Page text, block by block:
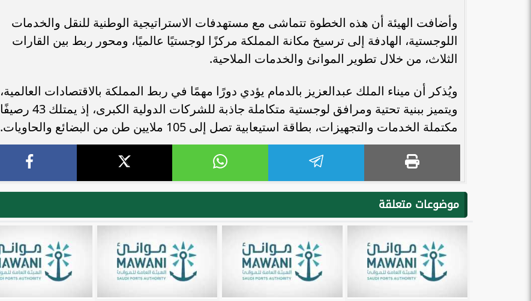
وأضافت الهيئة أن هذه الخطوة تتماشى مع مستهدفات الاستراتيجية الوطنية للنقل والخدمات
اللوجستية، الهادفة إلى ترسيخ مكانة المملكة مركزًا لوجستيًا عالميًا، ومحور ربط بين القارات
الثلاث، من خلال تطوير الموانئ والخدمات الملاحية.
ويُذكر أن ميناء الملك عبدالعزيز بالدمام يؤدي دورًا مهمًا في ربط المملكة بالاقتصادات العالمية،
ويتميز ببنية تحتية ومرافق لوجستية متكاملة جاذبة للشركات الدولية الكبرى، إذ يمتلك 43 رصيفًا
مكتملة الخدمات والتجهيزات، بطاقة استيعابية تصل إلى 105 ملايين طن من البضائع والحاويات.
موضوعات متعلقة